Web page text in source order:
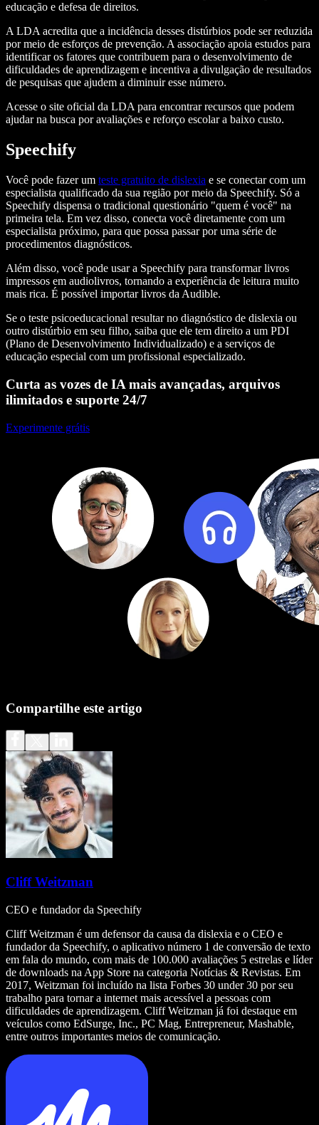
educação e defesa de direitos.
A LDA acredita que a incidência desses distúrbios pode ser reduzida
por meio de esforços de prevenção. A associação apoia estudos para
identificar os fatores que contribuem para o desenvolvimento de
dificuldades de aprendizagem e incentiva a divulgação de resultados
de pesquisas que ajudem a diminuir esse número.
Acesse o site oficial da LDA para encontrar recursos que podem
ajudar na busca por avaliações e reforço escolar a baixo custo.
Speechify
Você pode fazer um teste gratuito de dislexia e se conectar com um
especialista qualificado da sua região por meio da Speechify. Só a
Speechify dispensa o tradicional questionário "quem é você" na
primeira tela. Em vez disso, conecta você diretamente com um
especialista próximo, para que possa passar por uma série de
procedimentos diagnósticos.
Além disso, você pode usar a Speechify para transformar livros
impressos em audiolivros, tornando a experiência de leitura muito
mais rica. É possível importar livros da Audible.
Se o teste psicoeducacional resultar no diagnóstico de dislexia ou
outro distúrbio em seu filho, saiba que ele tem direito a um PDI
(Plano de Desenvolvimento Individualizado) e a serviços de
educação especial com um profissional especializado.
Curta as vozes de IA mais avançadas, arquivos
ilimitados e suporte 24/7
Experimente grátis
Compartilhe este artigo
Cliff Weitzman
CEO e fundador da Speechify
Cliff Weitzman é um defensor da causa da dislexia e o CEO e
fundador da Speechify, o aplicativo número 1 de conversão de texto
em fala do mundo, com mais de 100.000 avaliações 5 estrelas e líder
de downloads na App Store na categoria Notícias & Revistas. Em
2017, Weitzman foi incluído na lista Forbes 30 under 30 por seu
trabalho para tornar a internet mais acessível a pessoas com
dificuldades de aprendizagem. Cliff Weitzman já foi destaque em
veículos como EdSurge, Inc., PC Mag, Entrepreneur, Mashable,
entre outros importantes meios de comunicação.